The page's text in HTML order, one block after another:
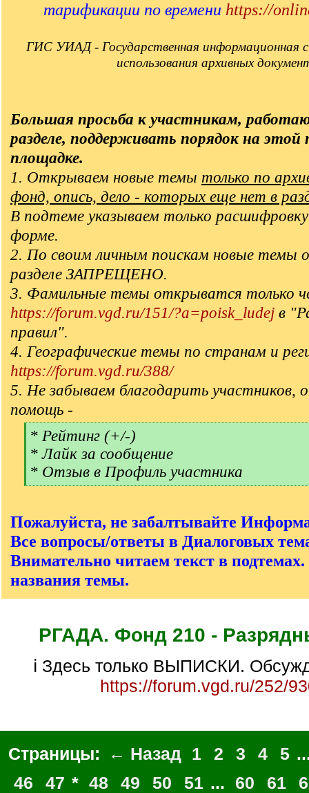
тарификации по времени https://
ГИС УИАД - Государственная информационная
использования архивных
Большая просьба к участникам,
разделе, поддерживать порядок на этой
площадке.
1. Открываем новые темы только по
фонд, опись, дело - которых еще нет в
В подтеме указываем только
форме.
2. По своим личным поискам новые темы
разделе ЗАПРЕЩЕНО.
3. Фамильные темы открыватся только
https://forum.vgd.ru/151/?a=poisk_ludej в
правил".
4. Географические темы по странам и
https://forum.vgd.ru/388/
5. Не забываем благодарить участников,
помощь -
[
]
* Рейтинг (+/-)
* Лайк за сообщение
* Отзыв в Профиль участника
[
]
Пожалуйста, не забалтывайте
Все вопросы/ответы в Диалоговых
Внимательно читаем текст в
названия темы.
РГАДА. Фонд 210 -
ℹ Здесь только ВЫПИСКИ.
https://forum.vgd.ru/252/
Страницы: ← Назад 1 2 3 4 5
46
47 * 48 49 50 51 ... 60 61